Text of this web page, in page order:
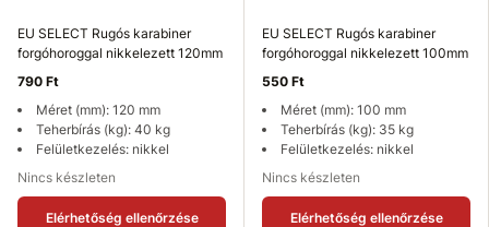
EU SELECT Rugós karabiner
forgóhoroggal nikkelezett 120mm
790 Ft
Méret (mm): 120 mm
Teherbírás (kg): 40 kg
Felületkezelés: nikkel
Nincs készleten
Elérhetőség ellenőrzése
EU SELECT Rugós karabiner
forgóhoroggal nikkelezett 100mm
550 Ft
Méret (mm): 100 mm
Teherbírás (kg): 35 kg
Felületkezelés: nikkel
Nincs készleten
Elérhetőség ellenőrzése